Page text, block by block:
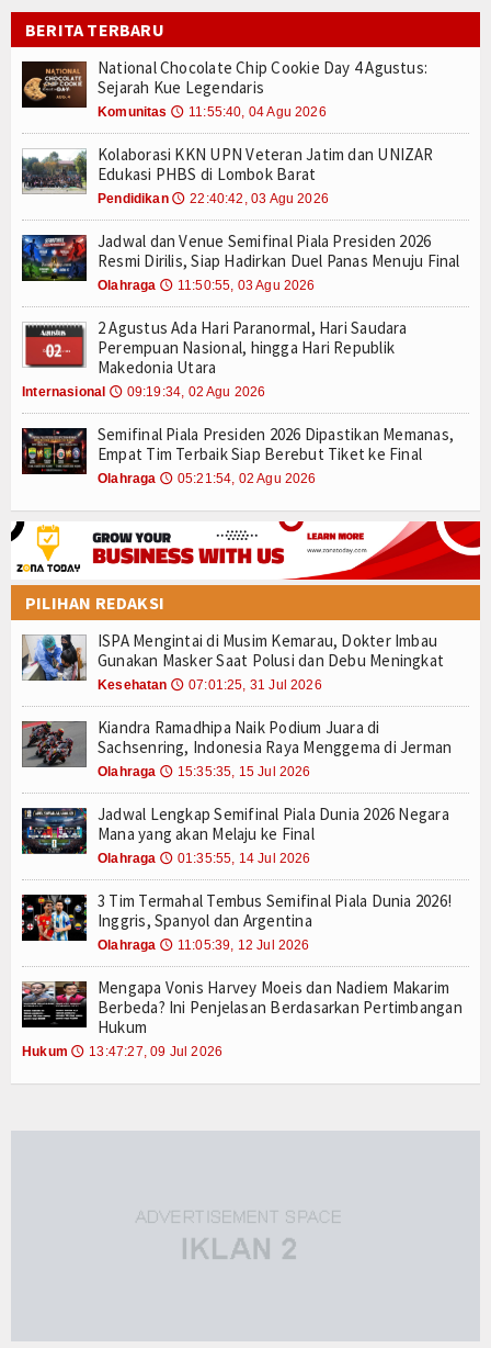
Tokoh
Ceramah
Index Berita
Gallery
Agenda
Forum
Prabowo Tantang Daerah Berlomba Jadi Kota
ISPA Mengintai di Musim Kemarau, Dokter
National Chocolate Chip Cookie Day 4 Agustus:
Jadwal dan Venue Semifinal Piala Presiden 2026
Kolaborasi KKN UPN Veteran Jatim dan UNIZAR
2 Agustus Ada Hari Paranormal, Hari Saudara
Hari Kanker Paru-Paru Sedunia 1 Agustus:
National Girlfriend Day 1 Agustus: Bukan
UPN Veteran Jatim Hadirkan AI untuk Deteksi
Prabowo Tantang Daerah Berlomba Jadi Kota
National Chocolate Chip Cookie Day 4 Agustus:
Jadwal dan Venue Semifinal Piala Presiden 2026
Kolaborasi KKN UPN Veteran Jatim dan UNIZAR
2 Agustus Ada Hari Paranormal, Hari Saudara
Hari Kanker Paru-Paru Sedunia 1 Agustus:
BERITA TERBARU
National Chocolate Chip Cookie Day 4 Agustus:
Sejarah Kue Legendaris
Komunitas 🕔 11:55:40, 04 Agu 2026
Kolaborasi KKN UPN Veteran Jatim dan UNIZAR
Edukasi PHBS di Lombok Barat
Pendidikan 🕔 22:40:42, 03 Agu 2026
Jadwal dan Venue Semifinal Piala Presiden 2026
Resmi Dirilis, Siap Hadirkan Duel Panas Menuju Final
Olahraga 🕔 11:50:55, 03 Agu 2026
2 Agustus Ada Hari Paranormal, Hari Saudara
Perempuan Nasional, hingga Hari Republik
Makedonia Utara
Internasional 🕔 09:19:34, 02 Agu 2026
Semifinal Piala Presiden 2026 Dipastikan Memanas,
Empat Tim Terbaik Siap Berebut Tiket ke Final
Olahraga 🕔 05:21:54, 02 Agu 2026
PILIHAN REDAKSI
ISPA Mengintai di Musim Kemarau, Dokter Imbau
Gunakan Masker Saat Polusi dan Debu Meningkat
Kesehatan 🕔 07:01:25, 31 Jul 2026
Kiandra Ramadhipa Naik Podium Juara di
Sachsenring, Indonesia Raya Menggema di Jerman
Olahraga 🕔 15:35:35, 15 Jul 2026
Jadwal Lengkap Semifinal Piala Dunia 2026 Negara
Mana yang akan Melaju ke Final
Olahraga 🕔 01:35:55, 14 Jul 2026
3 Tim Termahal Tembus Semifinal Piala Dunia 2026!
Inggris, Spanyol dan Argentina
Olahraga 🕔 11:05:39, 12 Jul 2026
Mengapa Vonis Harvey Moeis dan Nadiem Makarim
Berbeda? Ini Penjelasan Berdasarkan Pertimbangan
Hukum
Hukum 🕔 13:47:27, 09 Jul 2026